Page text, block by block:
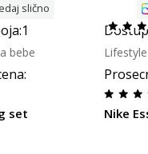
slično
1
:
set
bebe
Nike